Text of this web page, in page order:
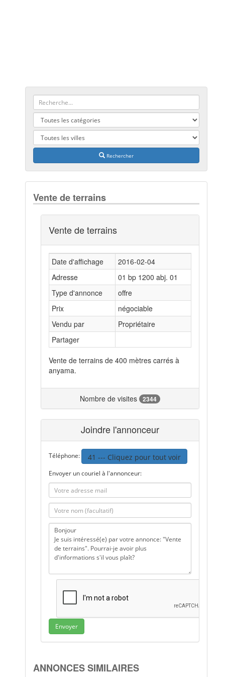
Rechercher
Vente de terrains
Vente de terrains
Date d'affichage
2016-02-04
Adresse
01 bp 1200 abj. 01
Type d'annonce
offre
Prix
négociable
Vendu par
Propriétaire
Partager
Vente de terrains de 400 mètres carrés à
anyama.
Nombre de visites 2344
Joindre l'annonceur
Téléphone: 41 --- Cliquez pour tout voir
Envoyer un couriel à l'annonceur:
Envoyer
ANNONCES SIMILAIRES